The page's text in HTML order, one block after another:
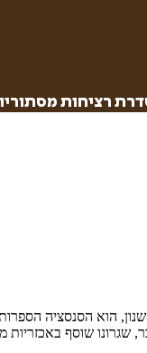
רציחות
המחזאי השנון, הוא
שוסף באכזריות